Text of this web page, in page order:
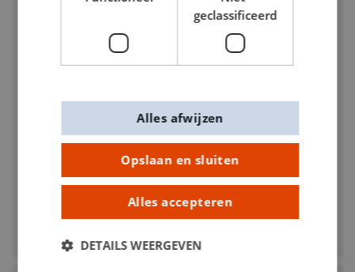
Een klare kijk op je VB
geclassificeerd
Opslaan en sluiten
Alles accepteren
Alles afwijzen
DETAILS WEERGEVEN